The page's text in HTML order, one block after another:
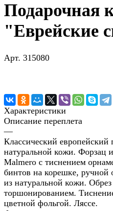
Подарочная
"Еврейские
Арт. 315080
Характеристики
Описание переплета
—
Классический европейский
натуральной кожи. Форзац
Malmero с тиснением
бинтов на корешке, ручной
из натуральной кожи.
торшонированием.
цветной фольгой. Ляссе.